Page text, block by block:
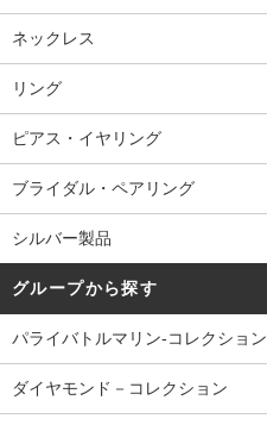
ネックレス
リング
ピアス・イヤリング
ブライダル・ペアリング
シルバー製品
グループから探す
パライバトルマリン-コレクション
ダイヤモンド－コレクション